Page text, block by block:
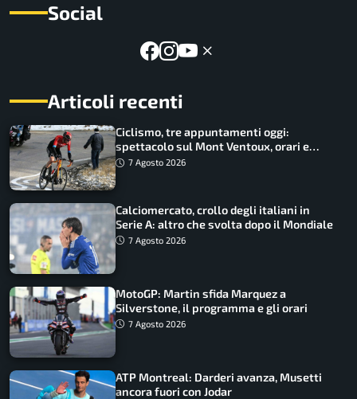
Social
Articoli recenti
Ciclismo, tre appuntamenti oggi:
spettacolo sul Mont Ventoux, orari e
come vederli
7 Agosto 2026
Calciomercato, crollo degli italiani in
Serie A: altro che svolta dopo il Mondiale
7 Agosto 2026
MotoGP: Martin sfida Marquez a
Silverstone, il programma e gli orari
7 Agosto 2026
ATP Montreal: Darderi avanza, Musetti
ancora fuori con Jodar